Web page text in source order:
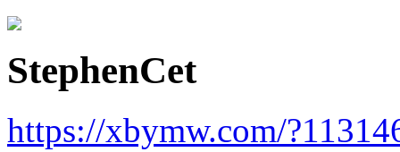
StephenCet
https://xbymw.com/